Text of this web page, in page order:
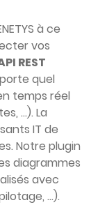
à ce
vos
REST
quel
temps réel
…). La
IT de
Notre plugin
diagrammes
avec
…).